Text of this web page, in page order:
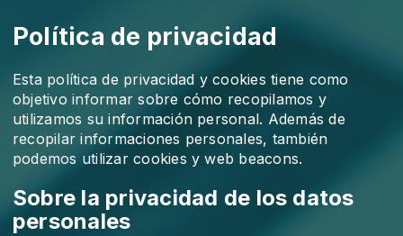
Política de privacidad
Esta política de privacidad y cookies tiene como
objetivo informar sobre cómo recopilamos y
utilizamos su información personal. Además de
recopilar informaciones personales, también
podemos utilizar cookies y web beacons.
Sobre la privacidad de los datos
personales